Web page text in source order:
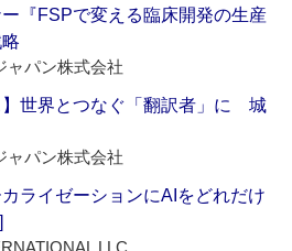
ー『FSPで変える臨床開発の生産
ャパン株式会社
】世界とつなぐ「翻訳者」に 城
ャパン株式会社
ライゼーションにAIをどれだけ